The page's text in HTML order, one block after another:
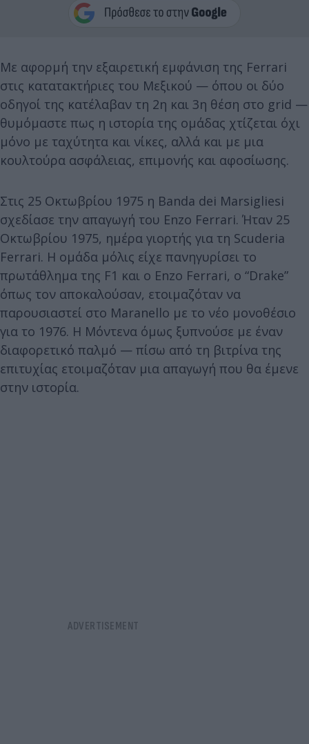
Με αφορμή την εξαιρετική εμφάνιση της Ferrari
στις κατατακτήριες του Μεξικού — όπου οι δύο
οδηγοί της κατέλαβαν τη 2η και 3η θέση στο grid —
θυμόμαστε πως η ιστορία της ομάδας χτίζεται όχι
μόνο με ταχύτητα και νίκες, αλλά και με μια
κουλτούρα ασφάλειας, επιμονής και αφοσίωσης.
Στις 25 Οκτωβρίου 1975 η Banda dei Marsigliesi
σχεδίασε την απαγωγή του Enzo Ferrari. Ήταν 25
Οκτωβρίου 1975, ημέρα γιορτής για τη Scuderia
Ferrari. Η ομάδα μόλις είχε πανηγυρίσει το
πρωτάθλημα της F1 και ο Enzo Ferrari, ο “Drake”
όπως τον αποκαλούσαν, ετοιμαζόταν να
παρουσιαστεί στο Maranello με το νέο μονοθέσιο
για το 1976. Η Μόντενα όμως ξυπνούσε με έναν
διαφορετικό παλμό — πίσω από τη βιτρίνα της
επιτυχίας ετοιμαζόταν μια απαγωγή που θα έμενε
στην ιστορία.